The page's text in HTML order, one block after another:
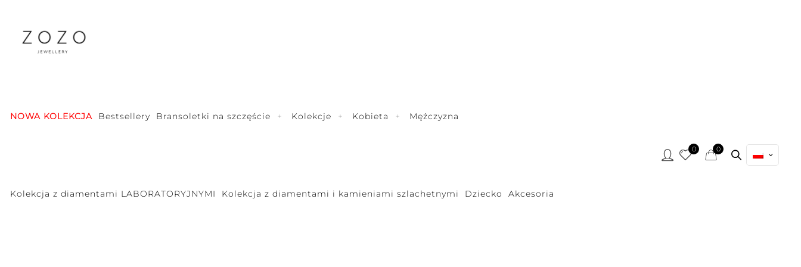
NOWA KOLEKCJA Bestsellery Bransoletki na szczęście Kolekcje Kobieta Mężczyzna
Kolekcja z diamentami LABORATORYJNYMI Kolekcja z diamentami i kamieniami szlachetnymi Dziecko Akcesoria
0 0